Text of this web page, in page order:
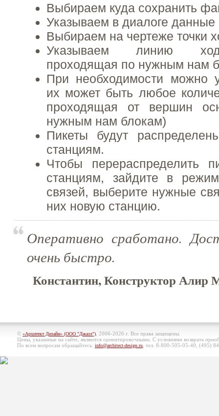
Выбираем куда сохранить
Указываем в диалоге данные
Выбираем на чертеже точки
Указываем линию
проходящая по нужным нам
При необходимости можно
их может быть любое
проходящая от вершин
нужным нам блокам)
Пикеты будут
станциям.
Чтобы перераспределить
станциям, зайдите в
связей, выберите нужные
них новую станцию.
Оперативно сработано.
очень быстро.
Константин, Конструктор Алир
© «Архитект Дизайн» (ООО "Джазл") , 2006-2026 г. Все права защищены.
Цены, указанные на сайте, являются ориентировочными. С условиями возврата
По всем вопросам обращайтесь: info@architect-design.ru , тел. 8-800-505-05-40, (495)